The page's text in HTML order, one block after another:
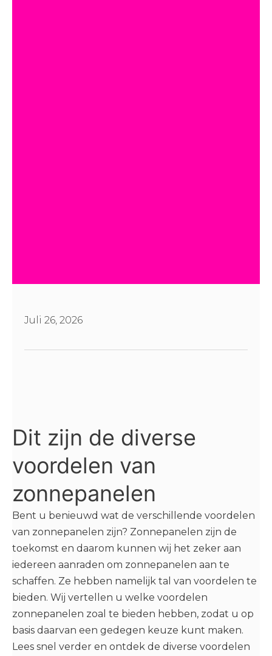
Juli 26, 2026
Dit zijn de diverse
voordelen van
zonnepanelen
Bent u benieuwd wat de verschillende voordelen
van zonnepanelen zijn? Zonnepanelen zijn de
toekomst en daarom kunnen wij het zeker aan
iedereen aanraden om zonnepanelen aan te
schaffen. Ze hebben namelijk tal van voordelen te
bieden. Wij vertellen u welke voordelen
zonnepanelen zoal te bieden hebben, zodat u op
basis daarvan een gedegen keuze kunt maken.
Lees snel verder en ontdek de diverse voordelen